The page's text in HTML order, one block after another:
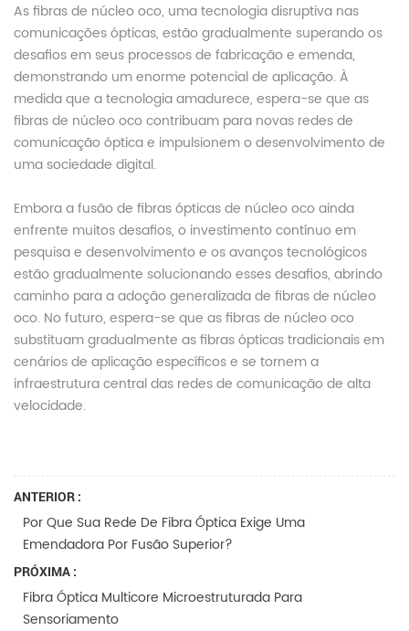
As fibras de núcleo oco, uma tecnologia disruptiva nas
comunicações ópticas, estão gradualmente superando os
desafios em seus processos de fabricação e emenda,
demonstrando um enorme potencial de aplicação. À
medida que a tecnologia amadurece, espera-se que as
fibras de núcleo oco contribuam para novas redes de
comunicação óptica e impulsionem o desenvolvimento de
uma sociedade digital.
Embora a fusão de fibras ópticas de núcleo oco ainda
enfrente muitos desafios, o investimento contínuo em
pesquisa e desenvolvimento e os avanços tecnológicos
estão gradualmente solucionando esses desafios, abrindo
caminho para a adoção generalizada de fibras de núcleo
oco. No futuro, espera-se que as fibras de núcleo oco
substituam gradualmente as fibras ópticas tradicionais em
cenários de aplicação específicos e se tornem a
infraestrutura central das redes de comunicação de alta
velocidade.
ANTERIOR :
Por Que Sua Rede De Fibra Óptica Exige Uma
Emendadora Por Fusão Superior?
PRÓXIMA :
Fibra Óptica Multicore Microestruturada Para
Sensoriamento